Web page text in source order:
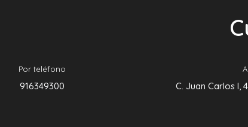
Por teléfono
916349300 C. Juan Carlos I,